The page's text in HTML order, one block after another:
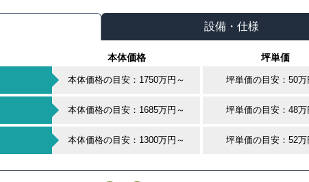
設備・仕様
本体価格 坪単価
本体価格の目安：1750万円～ 坪単価の目安：50万
本体価格の目安：1685万円～ 坪単価の目安：48万
本体価格の目安：1300万円～ 坪単価の目安：52万